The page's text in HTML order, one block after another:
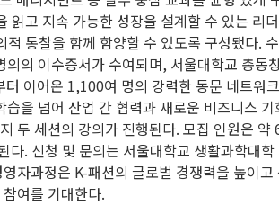
고 지속 가능한 성장을 설계할 수 있는 리
통찰을 함께 함양할 수 있도록 구성됐다
의 이수증서가 수여되며, 서울대학교 총
이어온 1,100여 명의 강력한 동문 네트
을 넘어 산업 간 협력과 새로운 비즈니스
두 세션의 강의가 진행된다. 모집 인원은
다. 신청 및 문의는 서울대학교 생활과학
자과정은 K-패션의 글로벌 경쟁력을 높이
여를 기대한다.